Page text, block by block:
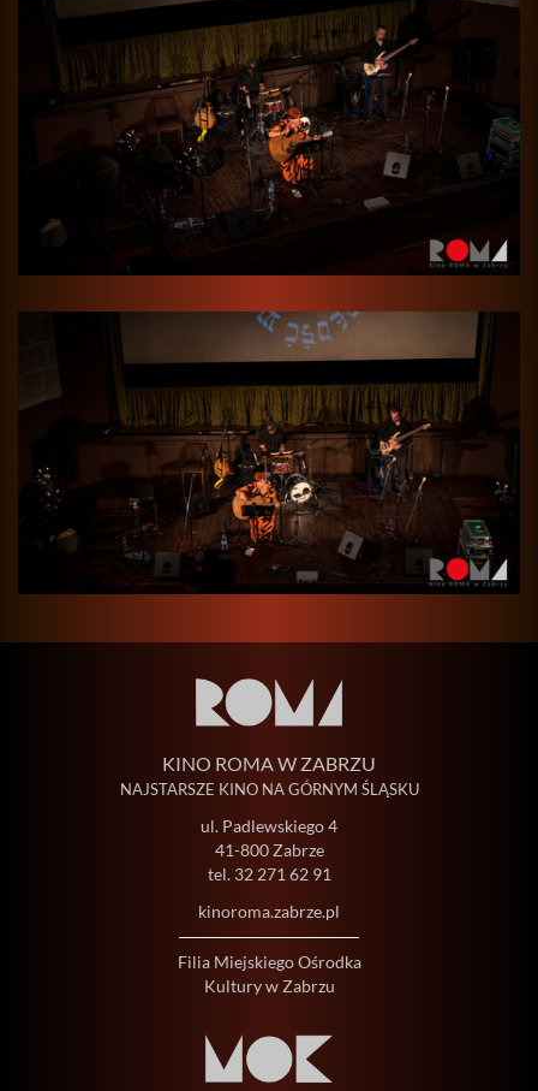
KINO ROMA W ZABRZU
NAJSTARSZE KINO NA GÓRNYM ŚLĄSKU
ul. Padlewskiego 4
41-800 Zabrze
tel. 32 271 62 91
kinoroma.zabrze.pl
Filia Miejskiego Ośrodka
Kultury w Zabrzu